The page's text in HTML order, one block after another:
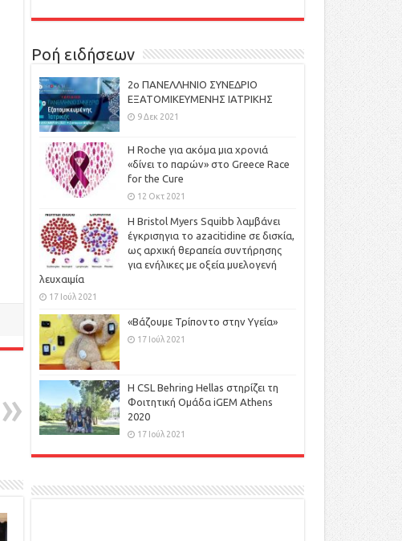
Ροή ειδήσεων
2ο ΠΑΝΕΛΛΗΝΙΟ ΣΥΝΕΔΡΙΟ
ΕΞΑΤΟΜΙΚΕΥΜΕΝΗΣ ΙΑΤΡΙΚΗΣ
9 Δεκ 2021
H Roche για ακόμα μια χρονιά
«δίνει το παρών» στο Greece Race
for the Cure
12 Οκτ 2021
Η Bristol Myers Squibb λαμβάνει
έγκρισηγια το azacitidine σε δισκία,
ως αρχική θεραπεία συντήρησης
για ενήλικες με οξεία μυελογενή
λευχαιμία
17 Ιούλ 2021
«Βάζουμε Τρίποντο στην Υγεία»
17 Ιούλ 2021
H CSL Behring Hellas στηρίζει τη
Φοιτητική Ομάδα iGEM Athens
2020
17 Ιούλ 2021